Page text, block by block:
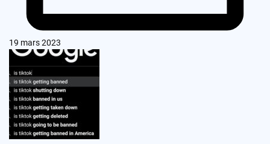
19 mars 2023